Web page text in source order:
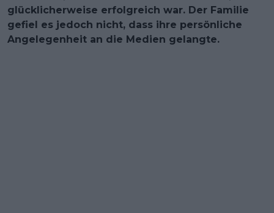
glücklicherweise erfolgreich war. Der Familie
gefiel es jedoch nicht, dass ihre persönliche
Angelegenheit an die Medien gelangte.